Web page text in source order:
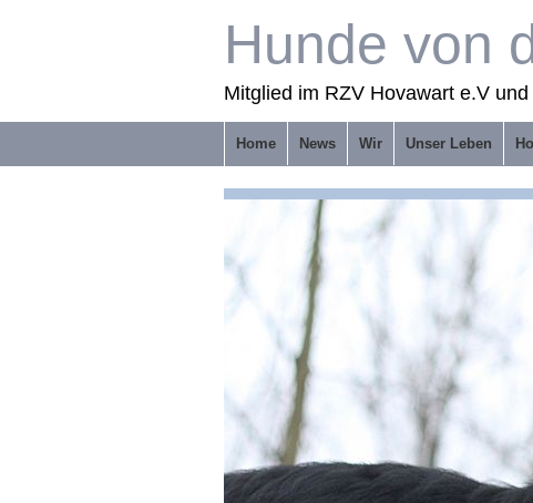
Hunde von
Mitglied im RZV Hovawart e.V
Home News Wir Unser Leben